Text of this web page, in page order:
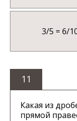
3/5 = 6/
11
Какая из
прямой